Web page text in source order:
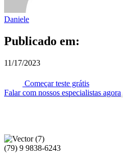
Daniele
Publicado em:
11/17/2023
Começar teste grátis
Falar com nossos especialistas agora
(79) 9 9838-6243